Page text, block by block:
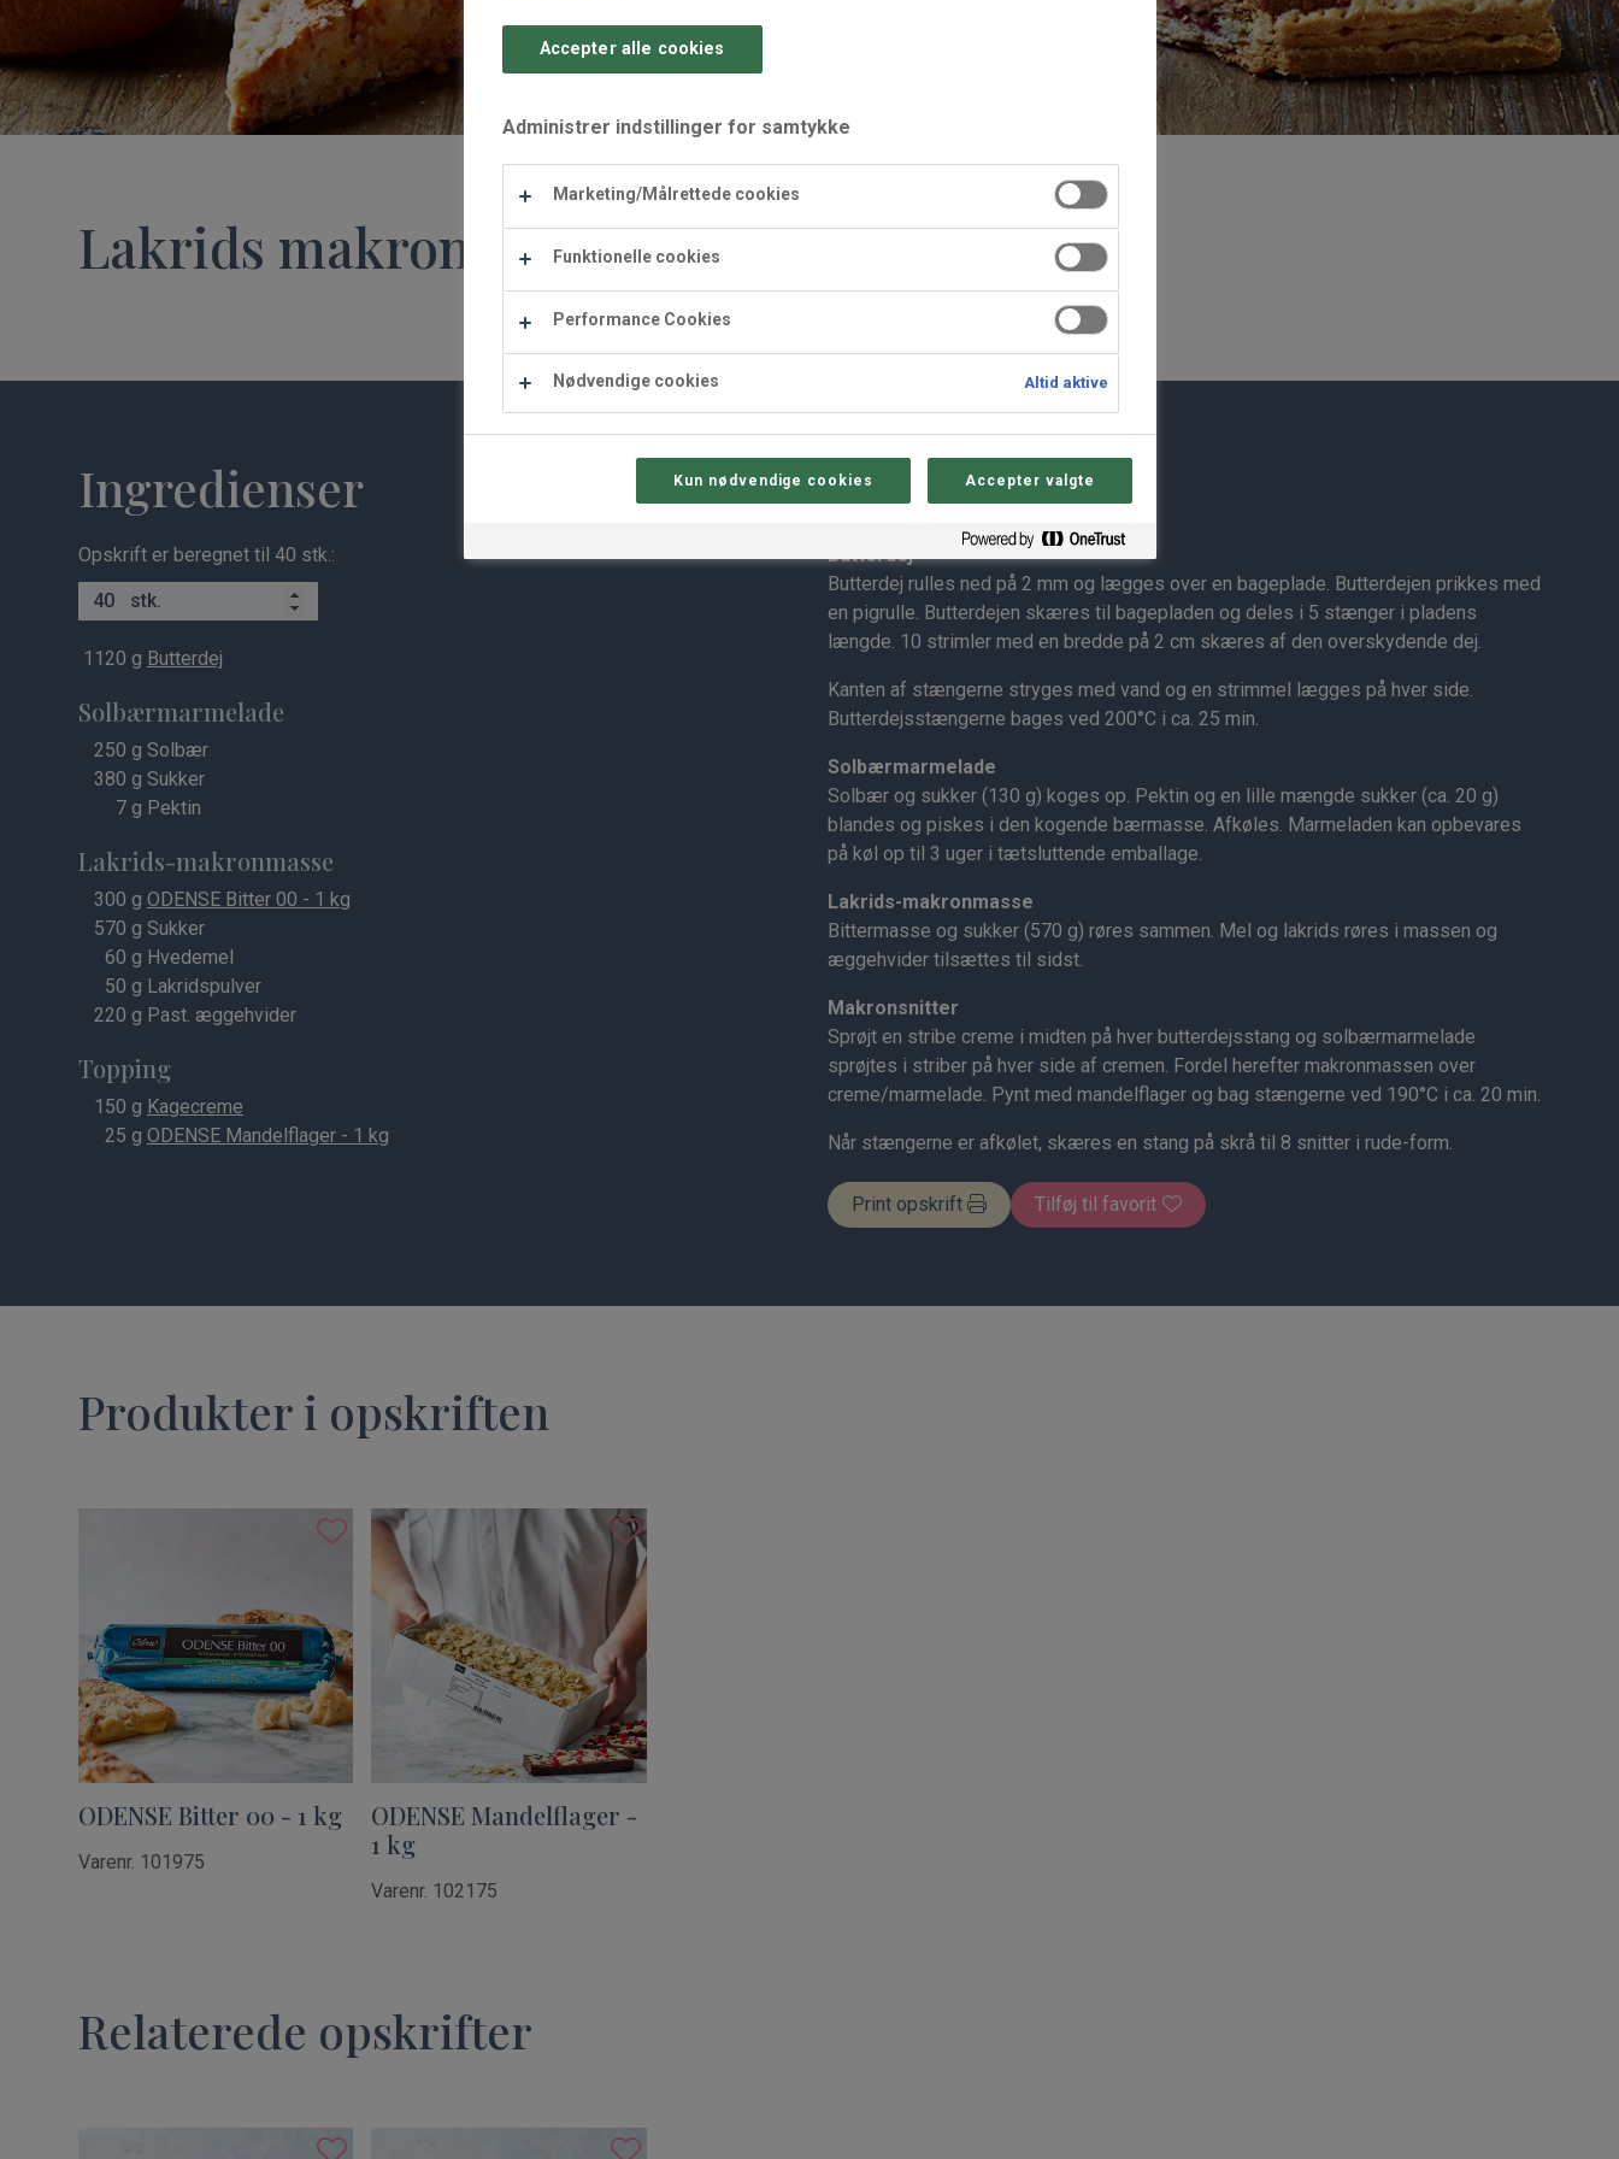
Lakrids makronsnitte
Ingredienser
Opskrift er beregnet til 40 stk.:
stk.
1120 g Butterdej
Solbærmarmelade
250 g Solbær
380 g Sukker
7 g Pektin
Lakrids-makronmasse
300 g ODENSE Bitter 00 - 1 kg
570 g Sukker
60 g Hvedemel
50 g Lakridspulver
220 g Past. æggehvider
Topping
150 g Kagecreme
25 g ODENSE Mandelflager - 1 kg
Sådan gør du
Butterdej
Butterdej rulles ned på 2 mm og lægges over en bageplade. Butterdejen prikkes med
en pigrulle. Butterdejen skæres til bagepladen og deles i 5 stænger i pladens
længde. 10 strimler med en bredde på 2 cm skæres af den overskydende dej.
Kanten af stængerne stryges med vand og en strimmel lægges på hver side.
Butterdejsstængerne bages ved 200°C i ca. 25 min.
Solbærmarmelade
Solbær og sukker (130 g) koges op. Pektin og en lille mængde sukker (ca. 20 g)
blandes og piskes i den kogende bærmasse. Afkøles. Marmeladen kan opbevares
på køl op til 3 uger i tætsluttende emballage.
Lakrids-makronmasse
Bittermasse og sukker (570 g) røres sammen. Mel og lakrids røres i massen og
æggehvider tilsættes til sidst.
Makronsnitter
Sprøjt en stribe creme i midten på hver butterdejsstang og solbærmarmelade
sprøjtes i striber på hver side af cremen. Fordel herefter makronmassen over
creme/marmelade. Pynt med mandelflager og bag stængerne ved 190°C i ca. 20 min.
Når stængerne er afkølet, skæres en stang på skrå til 8 snitter i rude-form.
Print opskrift Tilføj til favorit
Produkter i opskriften
ODENSE Bitter 00 - 1 kg
Varenr. 101975
ODENSE Mandelflager -
1 kg
Varenr. 102175
Relaterede opskrifter
Waffle Supply
Accepter alle cookies
Administrer indstillinger for samtykke
Marketing/Målrettede cookies
Funktionelle cookies
Performance Cookies
Nødvendige cookies Altid aktive
Kun nødvendige cookies Accepter valgte